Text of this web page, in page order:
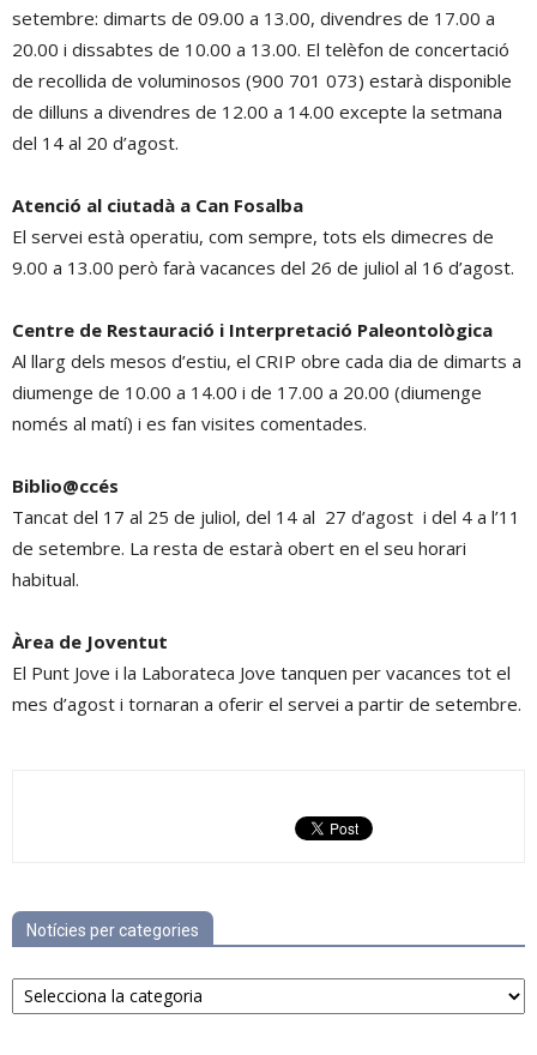
setembre: dimarts de 09.00 a 13.00, divendres de 17.00 a
20.00 i dissabtes de 10.00 a 13.00. El telèfon de concertació
de recollida de voluminosos (900 701 073) estarà disponible
de dilluns a divendres de 12.00 a 14.00 excepte la setmana
del 14 al 20 d’agost.
Atenció al ciutadà a Can Fosalba
El servei està operatiu, com sempre, tots els dimecres de
9.00 a 13.00 però farà vacances del 26 de juliol al 16 d’agost.
Centre de Restauració i Interpretació Paleontològica
Al llarg dels mesos d’estiu, el CRIP obre cada dia de dimarts a
diumenge de 10.00 a 14.00 i de 17.00 a 20.00 (diumenge
només al matí) i es fan visites comentades.
Biblio@ccés
Tancat del 17 al 25 de juliol, del 14 al 27 d’agost i del 4 a l’11
de setembre. La resta de estarà obert en el seu horari
habitual.
Àrea de Joventut
El Punt Jove i la Laborateca Jove tanquen per vacances tot el
mes d’agost i tornaran a oferir el servei a partir de setembre.
Notícies per categories
Notícies
per